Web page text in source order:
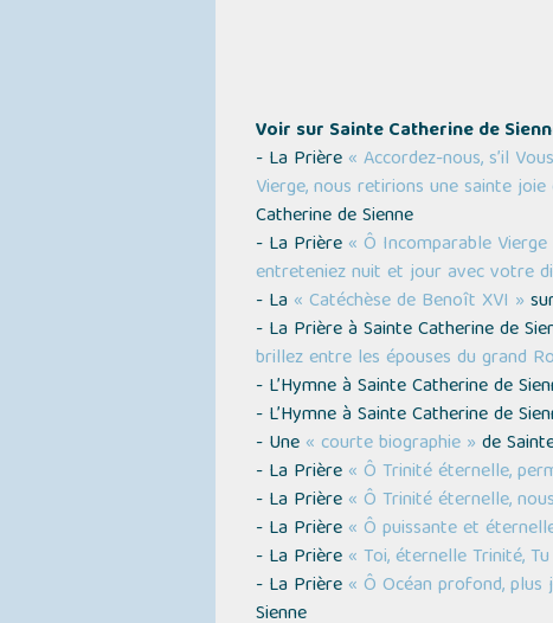
Voir sur Sainte Catherine de
- La Prière « Accordez-nous, s’il
Vierge, nous retirions une sainte
Catherine de Sienne
- La Prière « Ô Incomparable
entreteniez nuit et jour avec votre
- La « Catéchèse de Benoît XVI »
- La Prière à Sainte Catherine de
brillez entre les épouses du grand
- L’Hymne à Sainte Catherine de
- L’Hymne à Sainte Catherine de
- Une « courte biographie » de
- La Prière « Ô Trinité éternelle,
- La Prière « Ô Trinité éternelle,
- La Prière « Ô puissante et
- La Prière « Toi, éternelle Trinité,
- La Prière « Ô Océan profond,
Sienne